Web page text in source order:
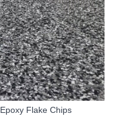
Epoxy Flake Chips